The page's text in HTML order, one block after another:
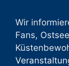
Wir
Fans,